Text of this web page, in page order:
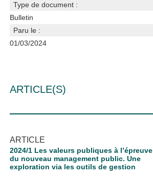
Type de document :
Bulletin
Paru le :
01/03/2024
ARTICLE(S)
ARTICLE
2024/1 Les valeurs publiques à l’épreuve
du nouveau management public. Une
exploration via les outils de gestion